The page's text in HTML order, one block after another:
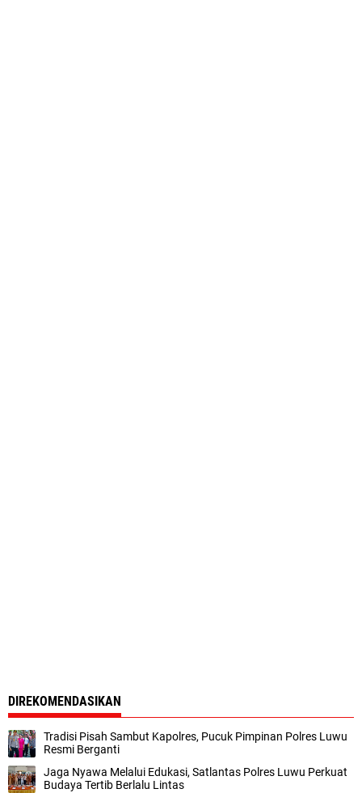
DIREKOMENDASIKAN
Tradisi Pisah Sambut Kapolres, Pucuk Pimpinan Polres Luwu
Resmi Berganti
Jaga Nyawa Melalui Edukasi, Satlantas Polres Luwu Perkuat
Budaya Tertib Berlalu Lintas